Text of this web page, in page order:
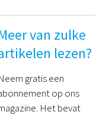
van zulke
lezen?
gratis een
op ons
Het bevat